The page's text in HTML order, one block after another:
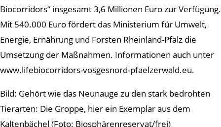
Biocorridors“ insgesamt 3,6 Millionen Euro zur Verfügung.
Mit 540.000 Euro fördert das Ministerium für Umwelt,
Energie, Ernährung und Forsten Rheinland-Pfalz die
Umsetzung der Maßnahmen. Informationen auch unter
www.lifebiocorridors-vosgesnord-pfaelzerwald.eu.
Bild: Gehört wie das Neunauge zu den stark bedrohten
Tierarten: Die Groppe, hier ein Exemplar aus dem
Kaltenbächel (Foto: Biosphärenreservat/frei)